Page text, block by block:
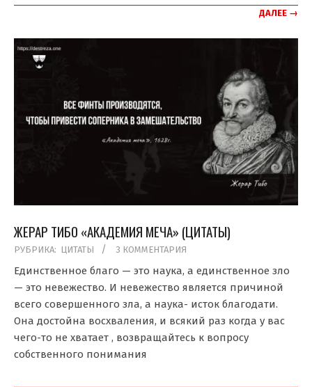
ДАЛЕЕ →
ЖЕРАР ТИБО «АКАДЕМИЯ МЕЧА» (ЦИТАТЫ)
2019-
11-
РУБРИКА: ЦИТАТЫ 3 КОММЕНТАРИЯ
Единственное благо — это наука, а единственное зло
— это невежество. И невежество является причиной
всего совершенного зла, а наука- исток благодати.
Она достойна восхваления, и всякий раз когда у вас
чего-то не хватает , возвращайтесь к вопросу
собственного понимания